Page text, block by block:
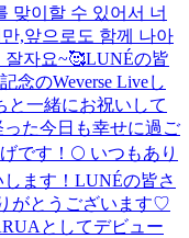
맞이할 수 있어서 너
,앞으로도 함께 나아
잘자요~🥰LUNÉの皆
念のWeverse Liveし
と一緒にお祝いして
た今日も幸せに過ご
です！🌕 いつもあり
ます！ LUNÉの皆さ
がとうございます♡
としてデビュー